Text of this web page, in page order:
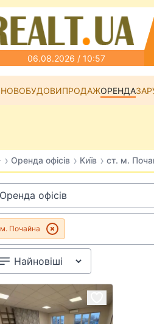
06.08.2026 / 10:57
НОВОБУДОВИПРОДАЖОРЕНДА
› Оренда офісів › Київ › ст. м.
м. Почайна